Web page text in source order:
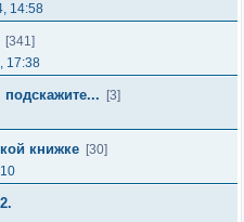
14:58
[341]
17:38
[3]
книжке [30]